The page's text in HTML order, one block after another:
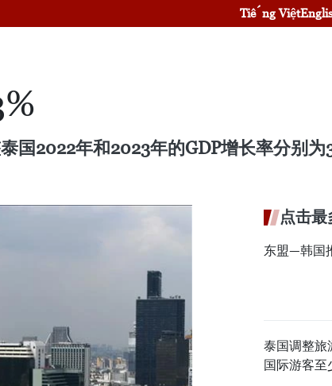
Tiếng Việt
2022年和2023年的GDP增长率分别为
点击最
东盟—韩国
泰国调整旅
国际游客